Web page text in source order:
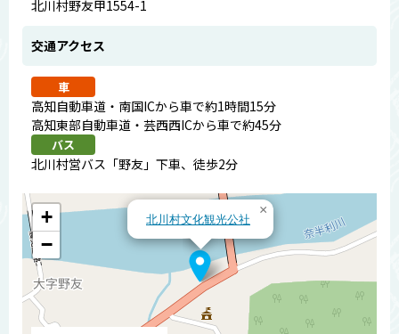
北川村野友甲1554-1
交通アクセス
車
高知自動車道・南国ICから車で約1時間15分
高知東部自動車道・芸西西ICから車で約45分
バス
北川村営バス「野友」下車、徒歩2分
北川村文化観光公社
×
+
−